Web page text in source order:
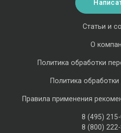
Статьи и
О
Политика обработки
Политика
Правила применения
8 (495)
8 (800)